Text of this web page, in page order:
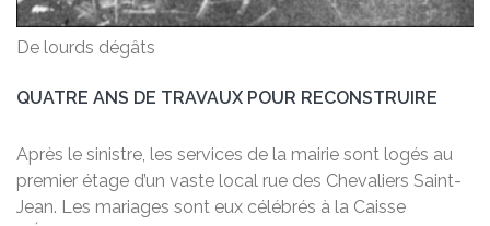
De lourds dégâts
QUATRE ANS DE TRAVAUX POUR RECONSTRUIRE
Après le sinistre, les services de la mairie sont logés au
premier étage d’un vaste local rue des Chevaliers Saint-
Jean. Les mariages sont eux célébrés à la Caisse